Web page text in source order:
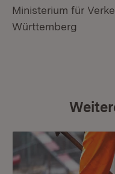
Ministerium für
Württemberg